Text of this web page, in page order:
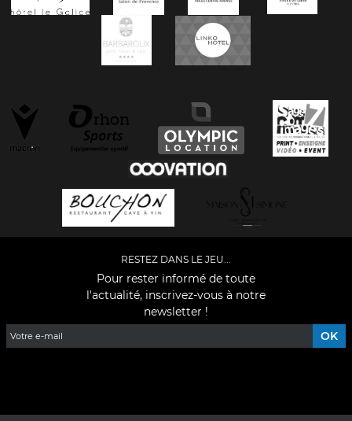
RESTEZ DANS LE JEU...
Pour rester informé de toute
l'actualité, inscrivez-vous à notre
newsletter !